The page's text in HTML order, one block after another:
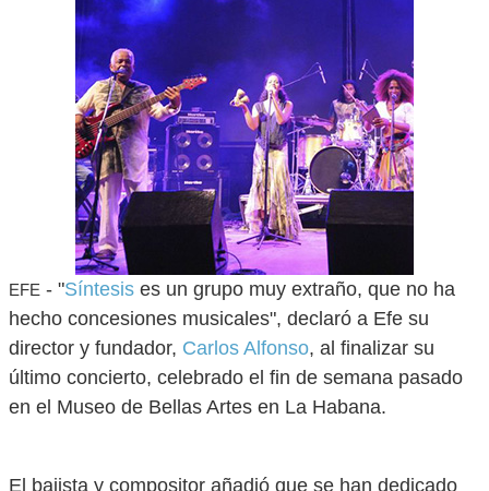
EFE - "Síntesis es un grupo muy extraño, que no ha
hecho concesiones musicales", declaró a Efe su
director y fundador, Carlos Alfonso, al finalizar su
último concierto, celebrado el fin de semana pasado
en el Museo de Bellas Artes en La Habana.
El bajista y compositor añadió que se han dedicado